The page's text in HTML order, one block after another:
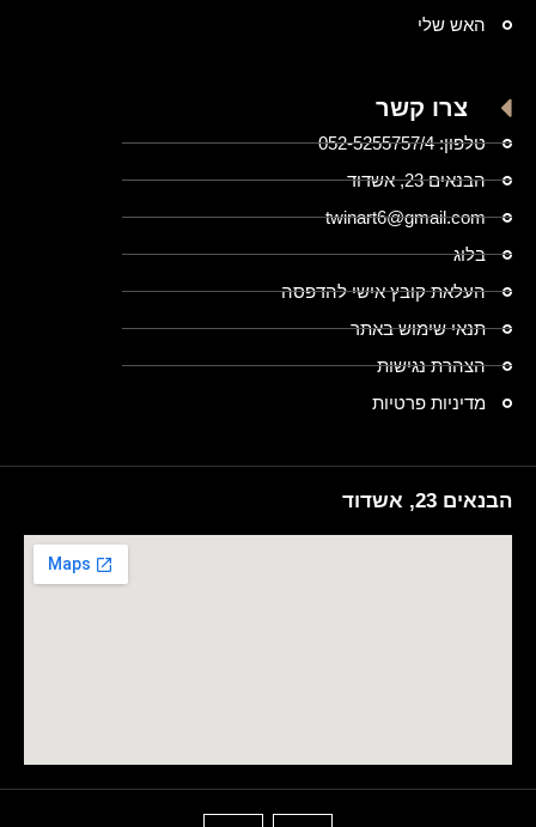
האש שלי
צרו קשר
טלפון: 052-5255757/4
הבנאים 23, אשדוד
twinart6@gmail.com
בלוג
העלאת קובץ אישי להדפסה
תנאי שימוש באתר
הצהרת נגישות
מדיניות פרטיות
הבנאים 23, אשדוד